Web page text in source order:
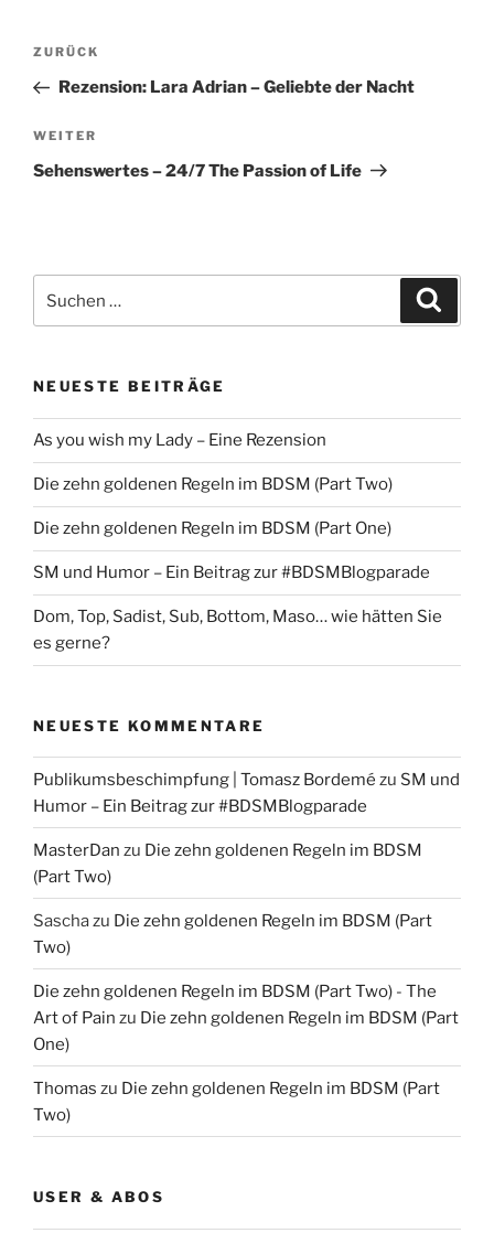
Beitragsnavigation
Vorheriger
Beitrag
ZURÜCK
Rezension: Lara Adrian – Geliebte der Nacht
Nächster
Beitrag
WEITER
Sehenswertes – 24/7 The Passion of Life
nach:
NEUESTE BEITRÄGE
As you wish my Lady – Eine Rezension
Die zehn goldenen Regeln im BDSM (Part Two)
Die zehn goldenen Regeln im BDSM (Part One)
SM und Humor – Ein Beitrag zur #BDSMBlogparade
Dom, Top, Sadist, Sub, Bottom, Maso… wie hätten Sie
es gerne?
NEUESTE KOMMENTARE
Publikumsbeschimpfung | Tomasz Bordemé zu SM und
Humor – Ein Beitrag zur #BDSMBlogparade
MasterDan zu Die zehn goldenen Regeln im BDSM
(Part Two)
Saschazu Die zehn goldenen Regeln im BDSM (Part
Two)
Die zehn goldenen Regeln im BDSM (Part Two) - The
Art of Pain zu Die zehn goldenen Regeln im BDSM (Part
One)
Thomas zu Die zehn goldenen Regeln im BDSM (Part
Two)
USER & ABOS